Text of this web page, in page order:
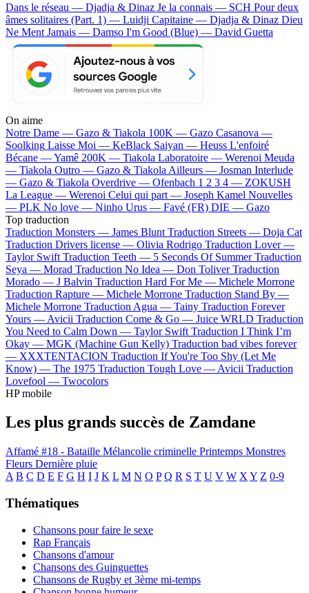
Dans le réseau — Djadja & Dinaz Je la connais — SCH Pour deux
âmes solitaires (Part. 1) — Luidji Capitaine — Djadja & Dinaz Dieu
Ne Ment Jamais — Damso I'm Good (Blue) — David Guetta
On aime
Notre Dame — Gazo & Tiakola 100K — Gazo Casanova —
Soolking Laisse Moi — KeBlack Saiyan — Heuss L'enfoiré
Bécane —Yamê 200K — Tiakola Laboratoire — Werenoi Meuda
— Tiakola Outro — Gazo & Tiakola Ailleurs — Josman Interlude
— Gazo & Tiakola Overdrive — Ofenbach 1 2 3 4 — ZOKUSH
La League — Werenoi Celui qui part — Joseph Kamel Nouvelles
— PLK No love — Ninho Urus — Favé (FR) DIE — Gazo
Top traduction
Traduction Monsters — James Blunt Traduction Streets — Doja Cat
Traduction Drivers license — Olivia Rodrigo Traduction Lover —
Taylor Swift Traduction Teeth — 5 Seconds Of Summer Traduction
Seya — Morad Traduction No Idea — Don Toliver Traduction
Morado — J Balvin Traduction Hard For Me — Michele Morrone
Traduction Rapture — Michele Morrone Traduction Stand By —
Michele Morrone Traduction Agua — Tainy Traduction Forever
Yours — Avicii Traduction Come & Go — Juice WRLD Traduction
You Need to Calm Down — Taylor Swift Traduction I Think I’m
Okay — MGK (Machine Gun Kelly) Traduction bad vibes forever
— XXXTENTACION Traduction If You're Too Shy (Let Me
Know) — The 1975 Traduction Tough Love — Avicii Traduction
Lovefool — Twocolors
HP mobile
Les plus grands succès de Zamdane
Affamé #18 - Bataille Mélancolie criminelle Printemps Monstres
Fleurs Dernière pluie
A B C D E F G H I J K L M N O P Q R S T U V W X Y Z 0-9
Thématiques
Chansons pour faire le sexe
Rap Français
Chansons d'amour
Chansons des Guinguettes
Chansons de Rugby et 3ème mi-temps